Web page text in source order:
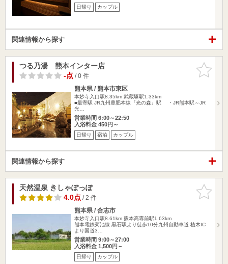
日帰り カップル
関連情報から探す
お気に入
りに追加
つる乃湯 熊本インター店
-点/ 0 件
熊本県 / 熊本市東区
本妙寺入口駅8.35km 武蔵塚駅1.33km
■最寄駅 JR九州豊肥本線『光の森』駅 ・JR熊本駅～JR
光…
営業時間 6:00～22:50
入浴料金 450円～
日帰り 宿泊 カップル
関連情報から探す
お気に入
りに追加
天然温泉 きしゃぽっぽ
4.0点/ 2 件
熊本県 / 合志市
本妙寺入口駅8.61km 熊本高専前駅1.63km
熊本電鉄菊池線 黒石駅より徒歩10分九州自動車道 植木IC
より国道3…
営業時間 9:00～27:00
入浴料金 1,500円～
日帰り カップル